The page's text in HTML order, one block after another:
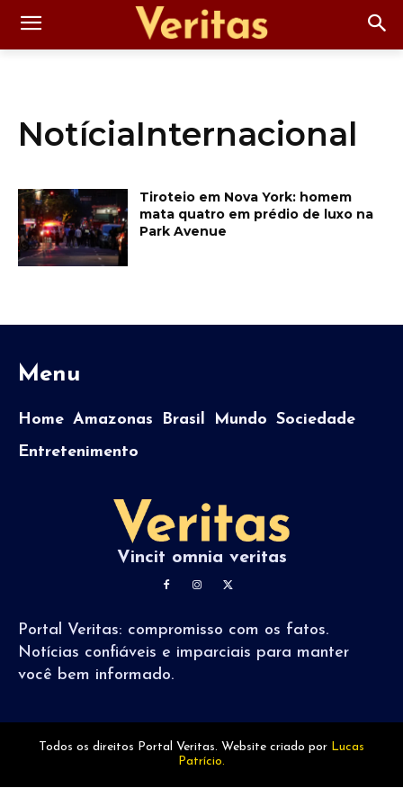
NotíciaInternacional
Tiroteio em Nova York: homem
mata quatro em prédio de luxo na
Park Avenue
Menu
Home Amazonas Brasil Mundo Sociedade
Entretenimento
Vincit omnia veritas
Portal Veritas: compromisso com os fatos.
Notícias confiáveis e imparciais para manter
você bem informado.
Todos os direitos Portal Veritas. Website criado por Lucas
Patrício.